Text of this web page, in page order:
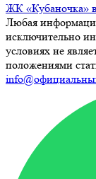
ЖК «Кубаночка»
Любая
исключительно
условиях не
положениями